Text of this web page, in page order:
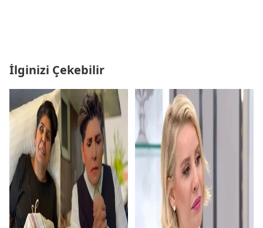
İlginizi Çekebilir